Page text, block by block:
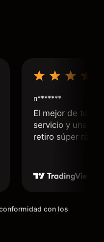
n*******
El mejor de
servicio y una
retiro súper
con los